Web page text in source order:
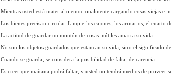
Mientras usted está material o emocionalmente cargando cosas viejas e
Los bienes precisan circular. Limpie los cajones, los armarios, el cuarto
La actitud de guardar un montón de cosas inútiles amarra su vida.
No son los objetos guardados que estancan su vida, sino el significado
Cuando se guarda, se considera la posibilidad de falta, de carencia.
Es creer que mañana podrá faltar, y usted no tendrá medios de proveer